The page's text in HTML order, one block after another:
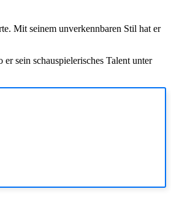
Mit seinem unverkennbaren Stil hat er
sein schauspielerisches Talent unter